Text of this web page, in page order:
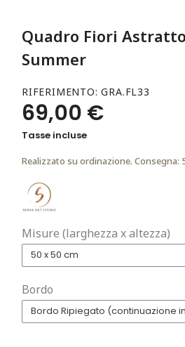
Quadro Fiori
Summer
RIFERIMENTO GRA.FL33
69,00 €
Tasse incluse
Realizzato su ordinazione. Consegna:
Misure (larghezza x altezza)
Bordo